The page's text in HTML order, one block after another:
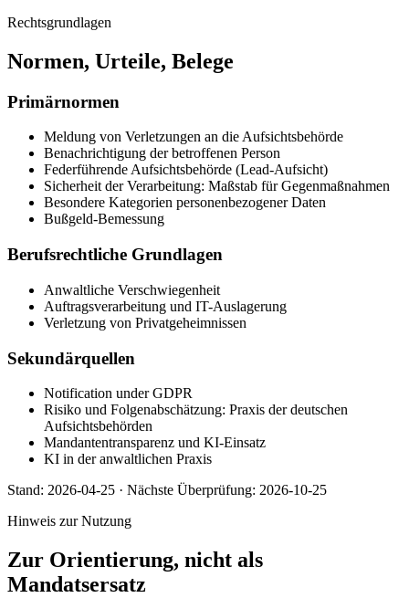
Rechtsgrundlagen
Normen, Urteile, Belege
Primärnormen
Meldung von Verletzungen an die Aufsichtsbehörde
Benachrichtigung der betroffenen Person
Federführende Aufsichtsbehörde (Lead-Aufsicht)
Sicherheit der Verarbeitung: Maßstab für Gegenmaßnahmen
Besondere Kategorien personenbezogener Daten
Bußgeld-Bemessung
Berufsrechtliche Grundlagen
Anwaltliche Verschwiegenheit
Auftragsverarbeitung und IT-Auslagerung
Verletzung von Privatgeheimnissen
Sekundärquellen
Notification under GDPR
Risiko und Folgenabschätzung: Praxis der deutschen
Aufsichtsbehörden
Mandantentransparenz und KI-Einsatz
KI in der anwaltlichen Praxis
Stand: 2026-04-25 · Nächste Überprüfung: 2026-10-25
Hinweis zur Nutzung
Zur Orientierung, nicht als
Mandatsersatz